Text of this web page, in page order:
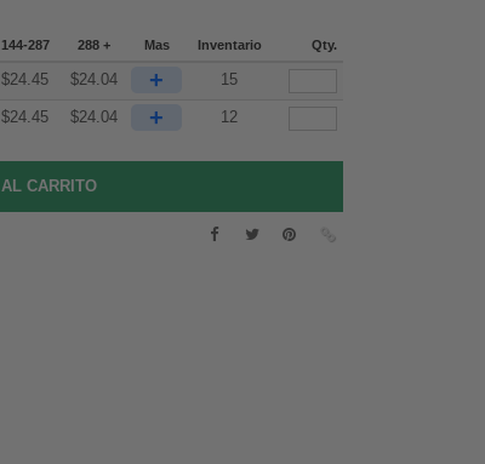
144-287 288 + Mas Inventario Qty.
$24.45 $24.04 + 15
$24.45 $24.04 + 12